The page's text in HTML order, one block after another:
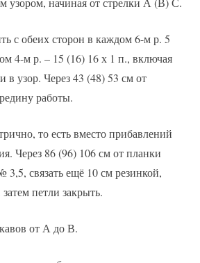
с обеих сторон в каждом 6-м р. 5
4-м р. – 15 (16) 16 х 1 п., включая
в узор. Через 43 (48) 53 см от
работы.
то есть вместо прибавлений
Через 86 (96) 106 см от планки
связать ещё 10 см резинкой,
петли закрыть.
от А до В.